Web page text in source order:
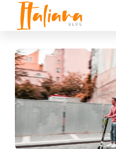
content